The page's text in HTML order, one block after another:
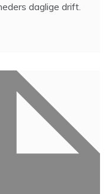
daglige drift.